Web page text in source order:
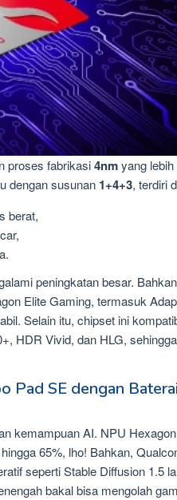
proses fabrikasi4nmyang
dengan susunan 1+4+3, terdiri
berat,
peningkatan besar.
Elite Gaming, termasuk
Selain itu, chipset ini
HDR Vivid, dan HLG,
Pad SE dengan
kemampuan AI. NPU
65%, lho! Bahkan,
seperti Stable Diffusion 1.5
bakal bisa mengolah